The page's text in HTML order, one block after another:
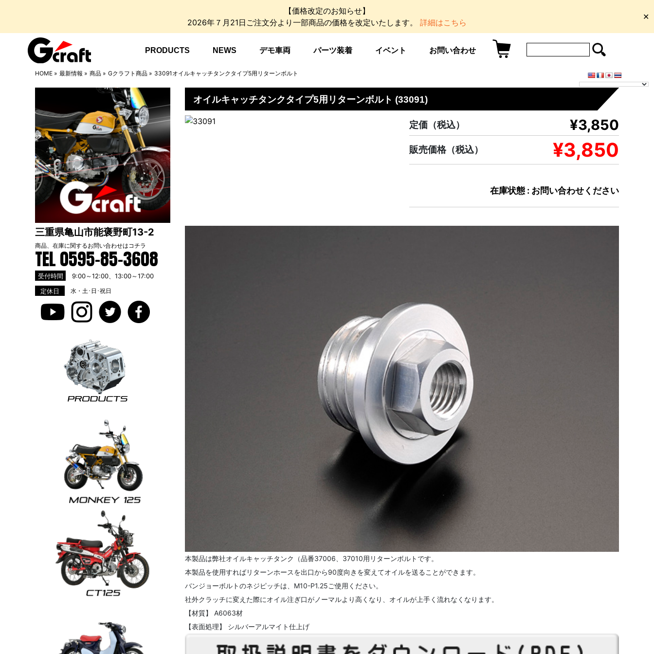
【価格改定のお知らせ】
2026年７月21日ご注文分より一部商品の価格を改定いたします。 詳細はこちら
✕
PRODUCTS NEWS デモ車両 パーツ装着 イベント お問い合わせ
HOME » 最新情報 » 商品 » Gクラフト商品 » 33091オイルキャッチタンクタイプ5用リターンボルト
三重県亀山市能褒野町13-2
商品、在庫に関するお問い合わせはコチラ
TEL 0595-85-3608
受付時間
9:00～12:00、13:00～17:00
定休日
水・土･日･祝日
オイルキャッチタンクタイプ5用リターンボルト (33091)
定価（税込） ¥3,850
販売価格（税込） ¥3,850
在庫状態 : お問い合わせください
本製品は弊社オイルキャッチタンク（品番37006、37010用リターンボルトです。
本製品を使用すればリターンホースを出口から90度向きを変えてオイルを送ることができます。
バンジョーボルトのネジピッチは、M10-P1.25ご使用ください。
社外クラッチに変えた際にオイル注ぎ口がノーマルより高くなり、オイルが上手く流れなくなります。
【材質】 A6063材
【表面処理】 シルバーアルマイト仕上げ